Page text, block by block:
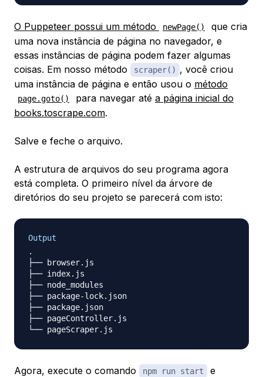
O Puppeteer possui um método newPage()
que cria
uma nova instância de página no navegador, e
essas instâncias de página podem fazer algumas
coisas. Em nosso método
scraper() , você criou
uma instância de página e então usou o método
page.goto() para navegar até a página inicial do
books.toscrape.com.
Salve e feche o arquivo.
A estrutura de arquivos do seu programa agora
está completa. O primeiro nível da árvore de
diretórios do seu projeto se parecerá com isto:
Output
.
├── browser.js
├── index.js
├── node_modules
├── package-lock.json
├── package.json
├── pageController.js
Agora, execute o comando npm run start e